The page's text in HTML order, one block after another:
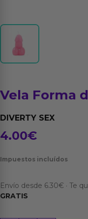
Vela Forma
DIVERTY SEX
4.00€
Impuestos incluídos
Envío desde 6.30€ · Te
GRATIS